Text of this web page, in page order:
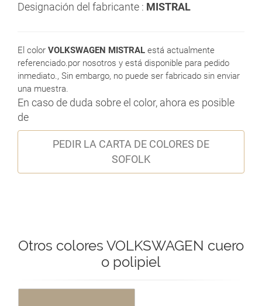
Designación del fabricante : MISTRAL
El color VOLKSWAGEN MISTRAL está actualmente
referenciado.por nosotros y está disponible para pedido
inmediato., Sin embargo, no puede ser fabricado sin enviar
una muestra.
En caso de duda sobre el color, ahora es posible
de
PEDIR LA CARTA DE COLORES DE
SOFOLK
Otros colores VOLKSWAGEN cuero
o polipiel